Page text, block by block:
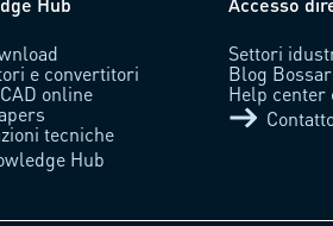
e convertitori
online
tecniche
Hub
Settori
Blog
Help center